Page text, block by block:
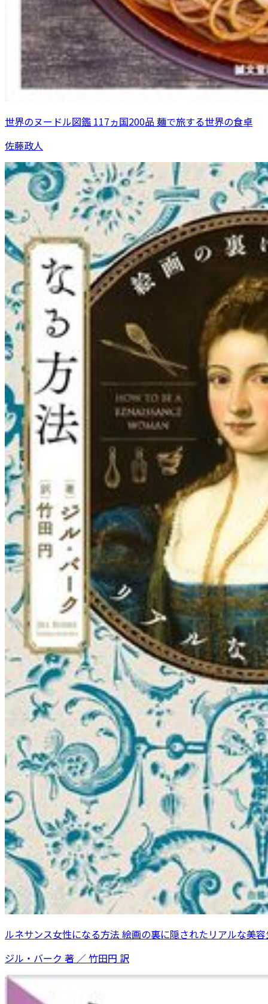
世界のヌードル図鑑 117ヵ国200品 麺で旅する世界の食卓
佐藤政人
ルネサンス女性になる方法 絵画の裏に隠されたリアルな美
ジル・バーク 著 ／ 竹田円 訳